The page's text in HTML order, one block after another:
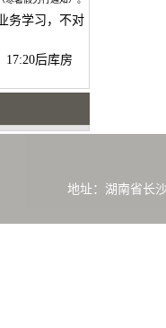
务学习，不对
17:20后库房
地址：湖南省长